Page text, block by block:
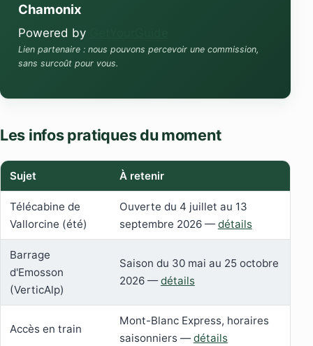
Chamonix
Powered by
Lien partenaire : nous pouvons percevoir une commission,
sans surcoût pour vous.
Les infos pratiques du moment
Sujet À retenir
Télécabine de
Vallorcine (été)
Ouverte du 4 juillet au 13
septembre 2026 —détails
Barrage
d'Emosson
(VerticAlp)
Saison du 30 mai au 25 octobre
2026 —détails
Accès en train
Mont-Blanc Express, horaires
saisonniers —détails